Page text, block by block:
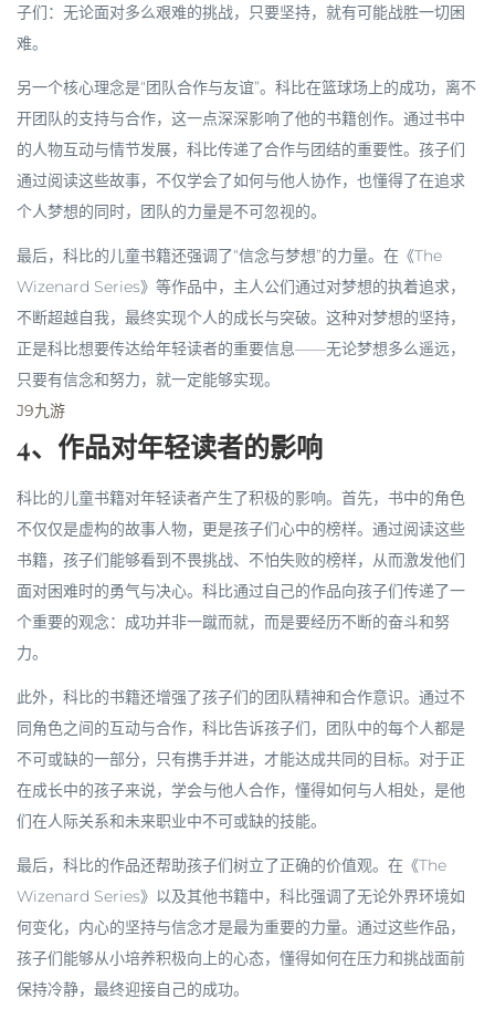
子们：无论面对多么艰难的挑战，只要坚持，就有可能战胜一切困
难。
另一个核心理念是“团队合作与友谊”。科比在篮球场上的成功，离不
开团队的支持与合作，这一点深深影响了他的书籍创作。通过书中
的人物互动与情节发展，科比传递了合作与团结的重要性。孩子们
通过阅读这些故事，不仅学会了如何与他人协作，也懂得了在追求
个人梦想的同时，团队的力量是不可忽视的。
最后，科比的儿童书籍还强调了“信念与梦想”的力量。在《The
Wizenard Series》等作品中，主人公们通过对梦想的执着追求，
不断超越自我，最终实现个人的成长与突破。这种对梦想的坚持，
正是科比想要传达给年轻读者的重要信息——无论梦想多么遥远，
只要有信念和努力，就一定能够实现。
J9九游
4、作品对年轻读者的影响
科比的儿童书籍对年轻读者产生了积极的影响。首先，书中的角色
不仅仅是虚构的故事人物，更是孩子们心中的榜样。通过阅读这些
书籍，孩子们能够看到不畏挑战、不怕失败的榜样，从而激发他们
面对困难时的勇气与决心。科比通过自己的作品向孩子们传递了一
个重要的观念：成功并非一蹴而就，而是要经历不断的奋斗和努
力。
此外，科比的书籍还增强了孩子们的团队精神和合作意识。通过不
同角色之间的互动与合作，科比告诉孩子们，团队中的每个人都是
不可或缺的一部分，只有携手并进，才能达成共同的目标。对于正
在成长中的孩子来说，学会与他人合作，懂得如何与人相处，是他
们在人际关系和未来职业中不可或缺的技能。
最后，科比的作品还帮助孩子们树立了正确的价值观。在《The
Wizenard Series》以及其他书籍中，科比强调了无论外界环境如
何变化，内心的坚持与信念才是最为重要的力量。通过这些作品，
孩子们能够从小培养积极向上的心态，懂得如何在压力和挑战面前
保持冷静，最终迎接自己的成功。